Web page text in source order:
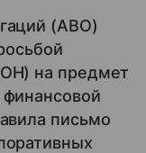
(АВО)
на предмет
письмо